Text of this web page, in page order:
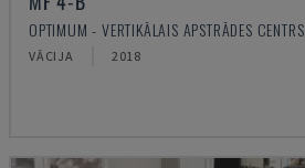
OPTIMUM - VERTIKĀLAIS APSTRĀDES CENTRS
VĀCIJA 2018